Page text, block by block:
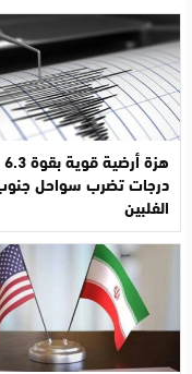
هزة أرضية قوية بقوة 6.3
درجات تضرب سواحل
الفلبين